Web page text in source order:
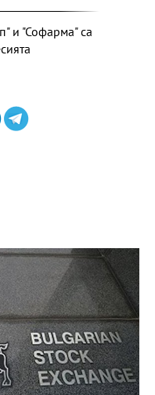
и "Софарма" са